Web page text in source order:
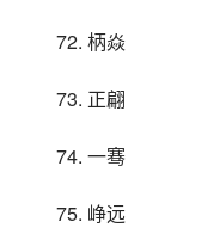
72. 柄焱
73. 正翩
74. 一骞
75. 峥远